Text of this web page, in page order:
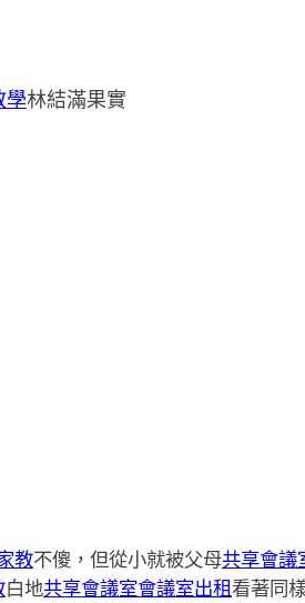
學林結滿果實
教不傻，但從小就被父母共享會議
白地共享會議室會議室出租看著同